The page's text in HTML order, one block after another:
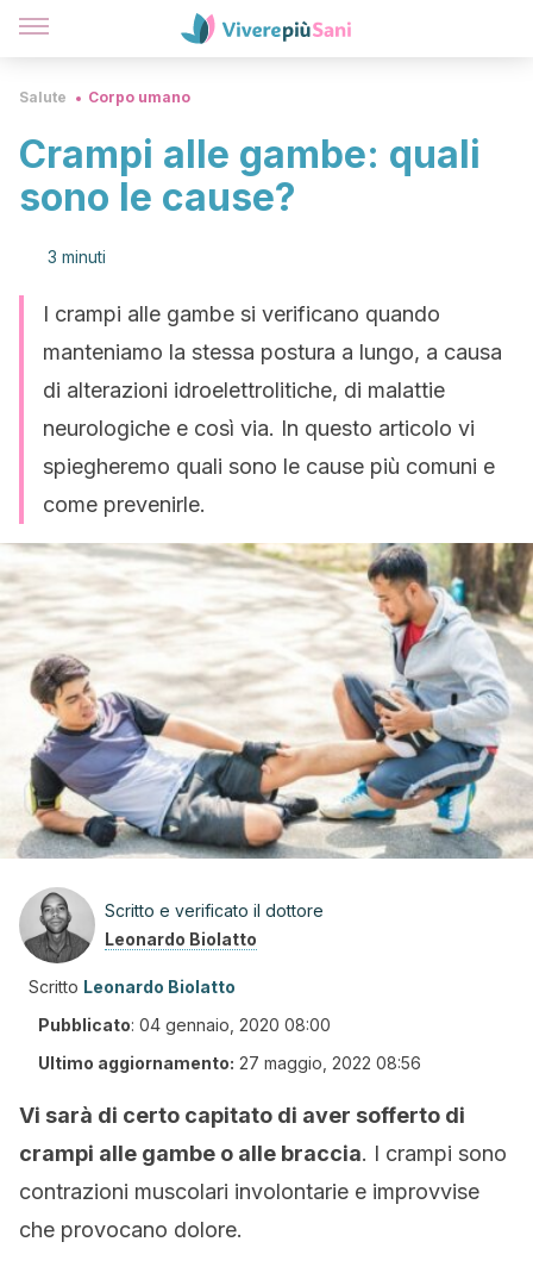
Salute Corpo umano
Crampi alle gambe: quali
sono le cause?
3 minuti
I crampi alle gambe si verificano quando
manteniamo la stessa postura a lungo, a causa
di alterazioni idroelettrolitiche, di malattie
neurologiche e così via. In questo articolo vi
spiegheremo quali sono le cause più comuni e
come prevenirle.
Scritto e verificato il dottore
Leonardo Biolatto
Scritto Leonardo Biolatto
Pubblicato: 04 gennaio, 2020 08:00
Ultimo aggiornamento: 27 maggio, 2022 08:56
Vi sarà di certo capitato di aver sofferto di
crampi alle gambe o alle braccia. I crampi sono
contrazioni muscolari involontarie e improvvise
che provocano dolore.